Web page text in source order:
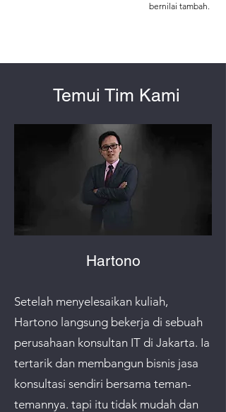
bernilai tambah.
Temui Tim Kami
Hartono
Setelah menyelesaikan kuliah,
Hartono langsung bekerja di sebuah
perusahaan konsultan IT di Jakarta. Ia
tertarik dan membangun bisnis jasa
konsultasi sendiri bersama teman-
temannya. tapi itu tidak mudah dan